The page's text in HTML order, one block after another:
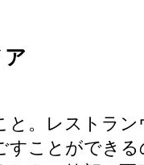
ア
と。レストラ
すことができる